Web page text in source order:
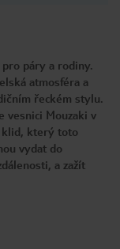
páry a rodiny.
atmosféra a
řeckém stylu.
vesnici Mouzaki v
klid, který toto
vydat do
a zažít